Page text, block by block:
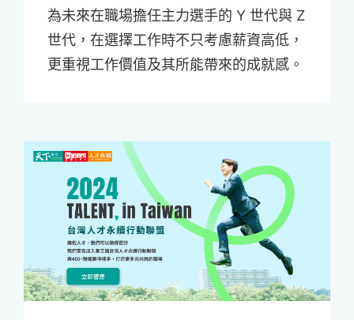
為未來在職場擔任主力選手的 Y 世代與 Z
世代，在選擇工作時不只考慮薪資高低，
更重視工作價值及其所能帶來的成就感。